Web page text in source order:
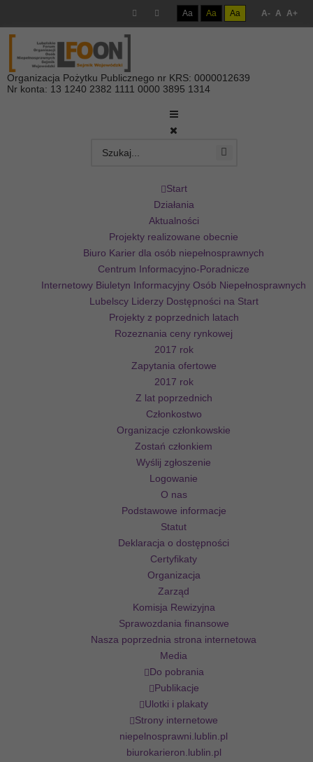
Aa Aa Aa A- A A+
Organizacja Pożytku Publicznego nr KRS: 0000012639
Nr konta: 13 1240 2382 1111 0000 3895 1314
Start
Działania
Aktualności
Projekty realizowane obecnie
Biuro Karier dla osób niepełnosprawnych
Centrum Informacyjno-Poradnicze
Internetowy Biuletyn Informacyjny Osób Niepełnosprawnych
Lubelscy Liderzy Dostępności na Start
Projekty z poprzednich latach
Rozeznania ceny rynkowej
2017 rok
Zapytania ofertowe
2017 rok
Z lat poprzednich
Członkostwo
Organizacje członkowskie
Zostań członkiem
Wyślij zgłoszenie
Logowanie
O nas
Podstawowe informacje
Statut
Deklaracja o dostępności
Certyfikaty
Organizacja
Zarząd
Komisja Rewizyjna
Sprawozdania finansowe
Nasza poprzednia strona internetowa
Media
Do pobrania
Publikacje
Ulotki i plakaty
Strony internetowe
niepelnosprawni.lublin.pl
biurokarieron.lublin.pl